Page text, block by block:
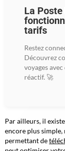
La
tarifs
Restez
Découvrez
voyages
réactif. 🚀
Par ailleurs, il
encore plus
permettant de